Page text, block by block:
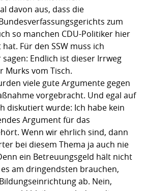
davon aus, dass die
zum
so manchen CDU-Politiker hier
Für den SSW muss ich
sagen: Endlich ist dieser Irrweg
Murks vom Tisch.
viele gute Argumente gegen
vorgebracht. Und egal auf
diskutiert wurde: Ich habe kein
Argument für das
Wenn wir ehrlich sind, dann
bei diesem Thema ja auch nie
ein Betreuungsgeld hält nicht
am dringendsten brauchen,
ab. Nein,